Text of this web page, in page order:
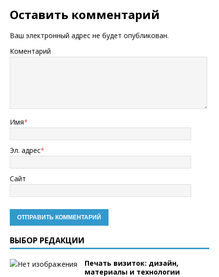
Оставить комментарий
Ваш электронный адрес не будет опубликован.
Коментарий
Имя*
Эл. адрес*
Сайт
ВЫБОР РЕДАКЦИИ
Печать визиток: дизайн,
материалы и технологии